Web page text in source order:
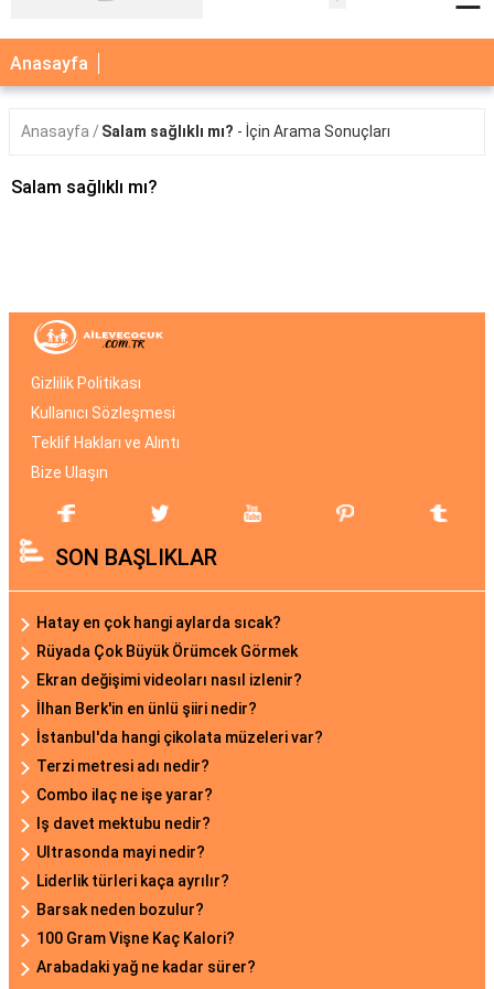
×
AİLE
ÇOCUK
BEBEK
BLOG
FAYDALI
BİLGİLER
YEMEK
TARİFLERİ
Anasayfa
Anasayfa Salam sağlıklı mı? - İçin Arama Sonuçları
Salam sağlıklı mı?
Gizlilik Politikası
Kullanıcı Sözleşmesi
Teklif Hakları ve Alıntı
Bize Ulaşın
SON BAŞLIKLAR
Hatay en çok hangi aylarda sıcak?
Rüyada Çok Büyük Örümcek Görmek
Ekran değişimi videoları nasıl izlenir?
İlhan Berk'in en ünlü şiiri nedir?
İstanbul'da hangi çikolata müzeleri var?
Terzi metresi adı nedir?
Combo ilaç ne işe yarar?
Iş davet mektubu nedir?
Ultrasonda mayi nedir?
Liderlik türleri kaça ayrılır?
Barsak neden bozulur?
100 Gram Vişne Kaç Kalori?
Arabadaki yağ ne kadar sürer?